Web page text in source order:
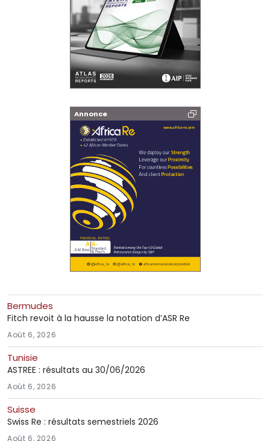
Annonce
Bermudes
Fitch revoit à la hausse la notation d’ASR Re
Août 6, 2026
Tunisie
ASTREE : résultats au 30/06/2026
Août 6, 2026
Suisse
Swiss Re : résultats semestriels 2026
Août 6, 2026